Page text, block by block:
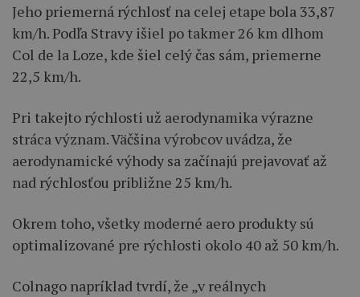
Jeho priemerná rýchlosť na celej etape bola 33,87
km/h. Podľa Stravy išiel po takmer 26 km dlhom
Col de la Loze, kde šiel celý čas sám, priemerne
22,5 km/h.
Pri takejto rýchlosti už aerodynamika výrazne
stráca význam. Väčšina výrobcov uvádza, že
aerodynamické výhody sa začínajú prejavovať až
nad rýchlosťou približne 25 km/h.
Okrem toho, všetky moderné aero produkty sú
optimalizované pre rýchlosti okolo 40 až 50 km/h.
Colnago napríklad tvrdí, že „v reálnych